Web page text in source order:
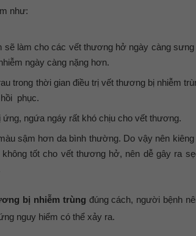
như:
sẽ làm cho các vết thương hở ngày càng
ngày càng nặng hơn.
trong thời gian điều trị vết thương bị nhiễm
phục.
ngứa ngáy rất khó chịu cho vết thương.
sậm hơn da bình thường. Do vậy nên
tốt cho vết thương hở, nên dễ gây ra
bị nhiễm trùng đúng cách, người bệnh
nguy hiểm có thể xảy ra.